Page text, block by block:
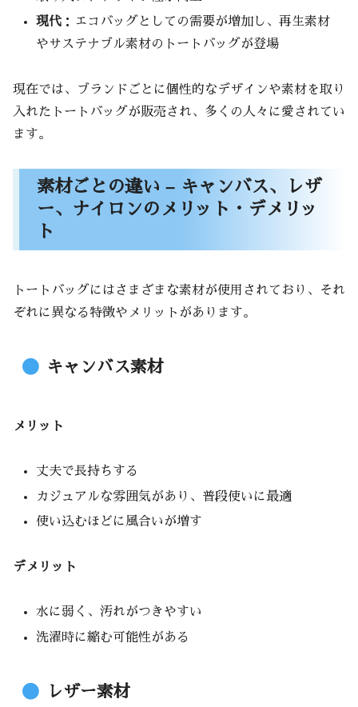
現代 ：エコバッグとしての需要が増加し、再生素材
やサステナブル素材のトートバッグが登場
現在では、ブランドごとに個性的なデザインや素材を取り
入れたトートバッグが販売され、多くの人々に愛されてい
ます。
素材ごとの違い – キャンバス、レザ
ー、ナイロンのメリット・デメリッ
ト
トートバッグにはさまざまな素材が使用されており、それ
ぞれに異なる特徴やメリットがあります。
キャンバス素材
メリット
丈夫で長持ちする
カジュアルな雰囲気があり、普段使いに最適
使い込むほどに風合いが増す
デメリット
水に弱く、汚れがつきやすい
洗濯時に縮む可能性がある
レザー素材